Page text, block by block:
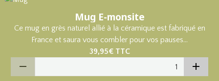
Mug E-monsite
Ce mug en grès naturel allié à la céramique est fabriqué en
France et saura vous combler pour vos pauses...
39,95€ TTC